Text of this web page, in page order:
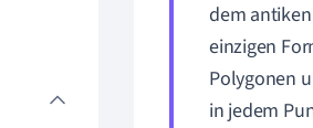
dem
einzigen
Polygonen
in jedem